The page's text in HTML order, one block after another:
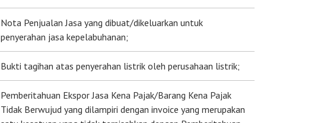
Nota Penjualan Jasa yang dibuat/dikeluarkan untuk
penyerahan jasa kepelabuhanan;
Bukti tagihan atas penyerahan listrik oleh perusahaan listrik;
Pemberitahuan Ekspor Jasa Kena Pajak/Barang Kena Pajak
Tidak Berwujud yang dilampiri dengan invoice yang merupakan